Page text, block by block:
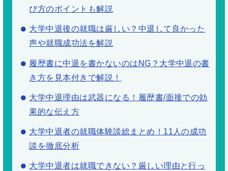
び方のポイントも解説
大学中退後の就職は厳しい？中退して良かった
声や就職成功法を解説
履歴書に中退を書かないのはNG？大学中退の書
き方を見本付きで解説！
大学中退理由は武器になる！履歴書/面接での効
果的な伝え方
大学中退者の就職体験談総まとめ！11人の成功
談を徹底分析
大学中退者は就職できない？厳しい理由と行っ